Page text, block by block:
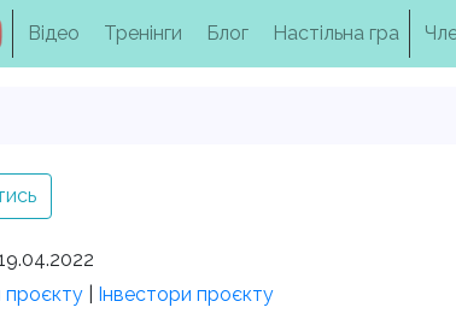
Відео Тренінги Блог Настільна гра
Інвестори проєкту